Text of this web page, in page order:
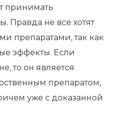
принимать
Правда не все хотят
препаратами, так как
эффекты. Если
то он является
препаратом,
уже с доказанной